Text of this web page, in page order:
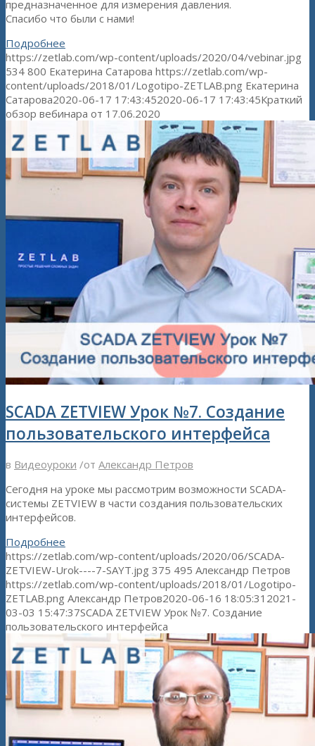
предназначенное для измерения давления.
Спасибо что были с нами!
Подробнее
https://zetlab.com/wp-content/uploads/2020/04/vebinar.jpg
534 800 Екатерина Сатарова https://zetlab.com/wp-
content/uploads/2018/01/Logotipo-ZETLAB.png Екатерина
Сатарова2020-06-17 17:43:452020-06-17 17:43:45Краткий
обзор вебинара от 17.06.2020
SCADA ZETVIEW Урок №7. Создание
пользовательского интерфейса
в Видеоуроки /от Александр Петров
Сегодня на уроке мы рассмотрим возможности SCADA-
системы ZETVIEW в части создания пользовательских
интерфейсов.
Подробнее
https://zetlab.com/wp-content/uploads/2020/06/SCADA-
ZETVIEW-Urok----7-SAYT.jpg 375 495 Александр Петров
https://zetlab.com/wp-content/uploads/2018/01/Logotipo-
ZETLAB.png Александр Петров2020-06-16 18:05:31 2021-
03-03 15:47:37SCADA ZETVIEW Урок №7. Создание
пользовательского интерфейса